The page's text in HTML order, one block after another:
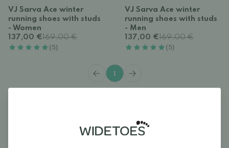
VJ Sarva Ace winter
running shoes with studs
- Women
137,00 €169,00 €
(5)
VJ Sarva Ace winter
running shoes with studs
- Men
137,00 €169,00 €
(5)
1